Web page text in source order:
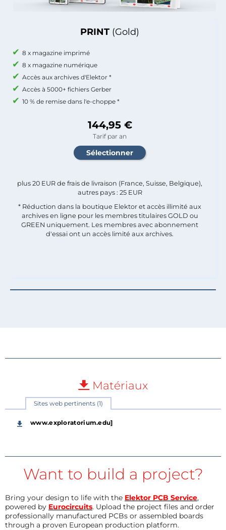
PRINT (Gold)
8 x magazine imprimé
8 x magazine numérique
Accès aux archives d'Elektor *
Accès à 5000+ fichiers Gerber
10 % de remise dans l'e-choppe *
144,95 €
Tarif par an
plus 20 EUR de frais de livraison (France, Suisse, Belgique),
autres pays : 25 EUR
* Réduction dans la boutique Elektor et accès illimité aux
archives en ligne pour les membres titulaires GOLD ou
GREEN uniquement. Les membres avec abonnement
d'essai ont un accès limité aux archives.
Matériaux
Sites web pertinents (1)
www.exploratorium.edu]
Want to build a project?
Bring your design to life with the Elektor PCB Service,
powered by Eurocircuits. Upload the project files and order
professionally manufactured PCBs or assembled boards
through a proven European production platform.